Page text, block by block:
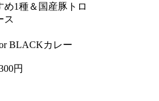
め1種＆国産豚トロ
ス
BLACKカレー
円